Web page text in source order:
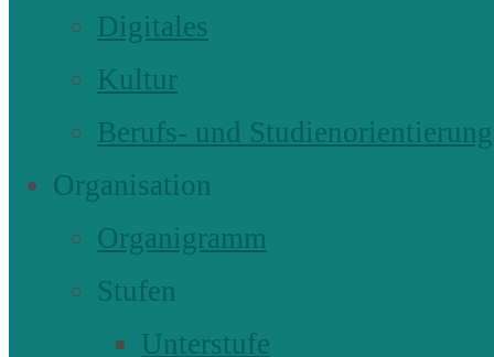
Digitales
Kultur
Berufs- und Studienorientierung
Organisation
Organigramm
Stufen
Unterstufe